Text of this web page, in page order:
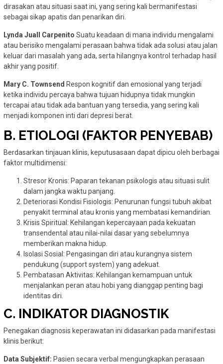
dirasakan atau situasi saat ini, yang sering kali bermanifestasi
sebagai sikap apatis dan penarikan diri.
Lynda Juall Carpenito Suatu keadaan di mana individu mengalami
atau berisiko mengalami perasaan bahwa tidak ada solusi atau jalan
keluar dari masalah yang ada, serta hilangnya kontrol terhadap hasil
akhir yang positif.
Mary C. Townsend Respon kognitif dan emosional yang terjadi
ketika individu percaya bahwa tujuan hidupnya tidak mungkin
tercapai atau tidak ada bantuan yang tersedia, yang sering kali
menjadi komponen inti dari depresi berat.
B. ETIOLOGI (FAKTOR PENYEBAB)
Berdasarkan tinjauan klinis, keputusasaan dapat dipicu oleh berbagai
faktor multidimensi:
Stresor Kronis: Paparan tekanan psikologis atau situasi sulit
dalam jangka waktu panjang.
Deteriorasi Kondisi Fisiologis: Penurunan fungsi tubuh akibat
penyakit terminal atau kronis yang membatasi kemandirian.
Krisis Spiritual: Kehilangan kepercayaan pada kekuatan
transendental atau nilai-nilai dasar yang sebelumnya
memberikan makna hidup.
Isolasi Sosial: Pengasingan diri atau kurangnya sistem
pendukung (support system) yang adekuat.
Pembatasan Aktivitas: Kehilangan kemampuan untuk
menjalankan peran atau hobi yang dianggap penting bagi
identitas diri.
C. INDIKATOR DIAGNOSTIK
Penegakan diagnosis keperawatan ini didasarkan pada manifestasi
klinis berikut:
Data Subjektif: Pasien secara verbal mengungkapkan perasaan